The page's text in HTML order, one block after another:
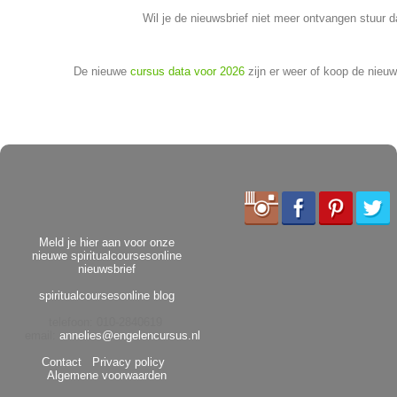
Wil je de nieuwsbrief niet meer ontvangen stuur
De nieuwe cursus data voor 2026zijn er weer of koop de
Meld je hier aan voor onze
nieuwe spiritualcoursesonline
nieuwsbrief
spiritualcoursesonline blog
annelies@engelencursus.nl
Contact
Privacy policy
Algemene voorwaarden